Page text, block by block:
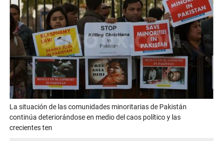
La situación de las comunidades minoritarias de Pakistán
continúa deteriorándose en medio del caos político y las
crecientes ten